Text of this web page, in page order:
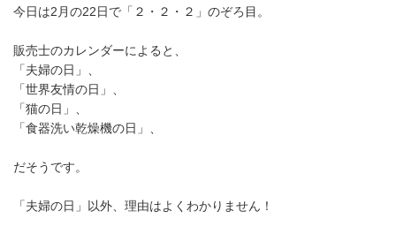
今日は2月の22日で「２・２・２」のぞろ目。
販売士のカレンダーによると、
「夫婦の日」、
「世界友情の日」、
「猫の日」、
「食器洗い乾燥機の日」、
だそうです。
「夫婦の日」以外、理由はよくわかりません！